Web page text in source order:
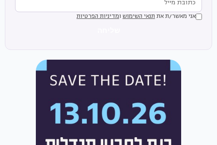
אני מאשר/ת את תנאי השימוש ומדיניות הפרטיות